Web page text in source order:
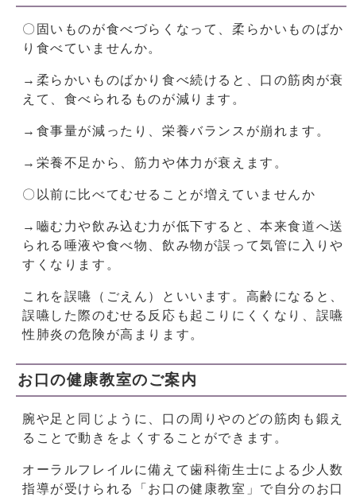
〇固いものが食べづらくなって、柔らかいものばか
り食べていませんか。
→柔らかいものばかり食べ続けると、口の筋肉が衰
えて、食べられるものが減ります。
→食事量が減ったり、栄養バランスが崩れます。
→栄養不足から、筋力や体力が衰えます。
〇以前に比べてむせることが増えていませんか
→嚙む力や飲み込む力が低下すると、本来食道へ送
られる唾液や食べ物、飲み物が誤って気管に入りや
すくなります。
これを誤嚥（ごえん）といいます。高齢になると、
誤嚥した際のむせる反応も起こりにくくなり、誤嚥
性肺炎の危険が高まります。
お口の健康教室のご案内
腕や足と同じように、口の周りやのどの筋肉も鍛え
ることで動きをよくすることができます。
オーラルフレイルに備えて歯科衛生士による少人数
指導が受けられる「お口の健康教室」で自分のお口